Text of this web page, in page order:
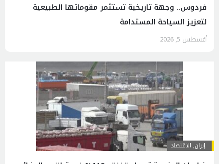
فردوس.. وجهة تاريخية تستثمر مقوماتها الطبيعية
لتعزيز السياحة المستدامة
أغسطس 5, 2026
إيران, الاقتصاد